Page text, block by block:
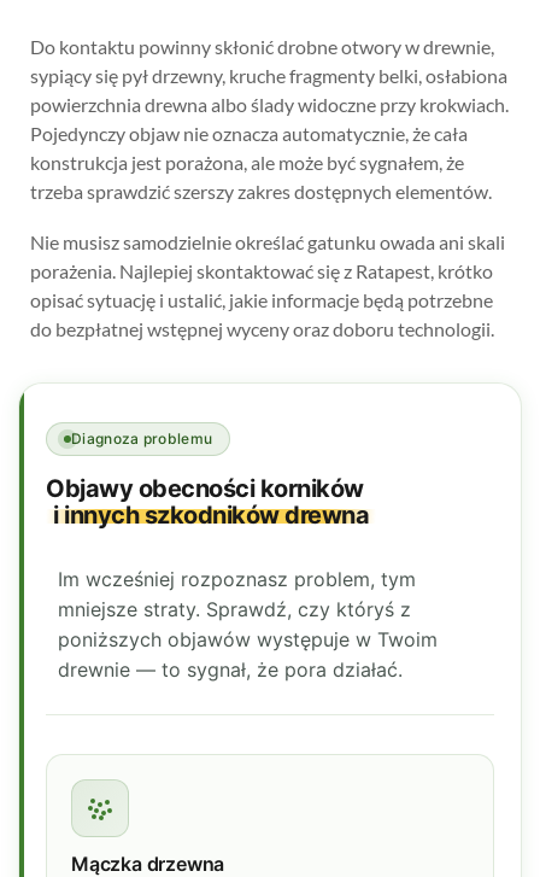
Do kontaktu powinny skłonić drobne otwory w drewnie,
sypiący się pył drzewny, kruche fragmenty belki, osłabiona
powierzchnia drewna albo ślady widoczne przy krokwiach.
Pojedynczy objaw nie oznacza automatycznie, że cała
konstrukcja jest porażona, ale może być sygnałem, że
trzeba sprawdzić szerszy zakres dostępnych elementów.
Nie musisz samodzielnie określać gatunku owada ani skali
porażenia. Najlepiej skontaktować się z Ratapest, krótko
opisać sytuację i ustalić, jakie informacje będą potrzebne
do bezpłatnej wstępnej wyceny oraz doboru technologii.
Diagnoza problemu
Objawy obecności korników
i innych szkodników drewna
Im wcześniej rozpoznasz problem, tym
mniejsze straty. Sprawdź, czy któryś z
poniższych objawów występuje w Twoim
drewnie — to sygnał, że pora działać.
Mączka drzewna